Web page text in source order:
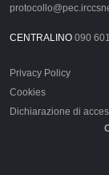
CENTRALINO 090
Privacy Policy
Cookies
Dichiarazione di